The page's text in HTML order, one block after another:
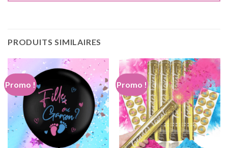
PRODUITS SIMILAIRES
Promo ! Promo !